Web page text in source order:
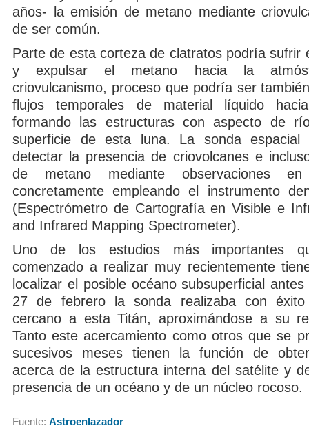
años- la emisión de metano mediante
de ser común.
Parte de esta corteza de clatratos podría sufrir
y expulsar el metano hacia la
criovulcanismo, proceso que podría ser
flujos temporales de material líquido
formando las estructuras con aspecto de
superficie de esta luna. La sonda espacial
detectar la presencia de criovolcanes e
de metano mediante observaciones
concretamente empleando el instrumento
(Espectrómetro de Cartografía en Visible e
and Infrared Mapping Spectrometer).
Uno de los estudios más importantes
comenzado a realizar muy recientemente
localizar el posible océano subsuperficial
27 de febrero la sonda realizaba con éxito
cercano a esta Titán, aproximándose a su
Tanto este acercamiento como otros que se
sucesivos meses tienen la función de
acerca de la estructura interna del satélite y
presencia de un océano y de un núcleo rocoso.
Fuente: Astroenlazador